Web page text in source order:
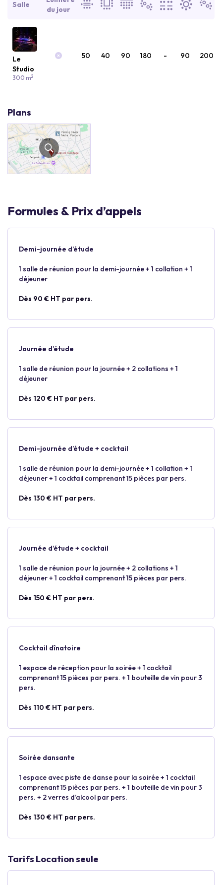
Salle
du jour
Le
Studio
300 m2
50 40 90 180 - 90 200
Plans
Formules & Prix d’appels
Demi-journée d’étude
1 salle de réunion pour la demi-journée + 1 collation + 1
déjeuner
Dès 90 € HT par pers.
Journée d’étude
1 salle de réunion pour la journée + 2 collations + 1
déjeuner
Dès 120 € HT par pers.
Demi-journée d’étude + cocktail
1 salle de réunion pour la demi-journée + 1 collation + 1
déjeuner + 1 cocktail comprenant 15 pièces par pers.
Dès 130 € HT par pers.
Journée d’étude + cocktail
1 salle de réunion pour la journée + 2 collations + 1
déjeuner + 1 cocktail comprenant 15 pièces par pers.
Dès 150 € HT par pers.
Cocktail dînatoire
1 espace de réception pour la soirée + 1 cocktail
comprenant 15 pièces par pers. + 1 bouteille de vin pour 3
pers.
Dès 110 € HT par pers.
Soirée dansante
1 espace avec piste de danse pour la soirée + 1 cocktail
comprenant 15 pièces par pers. + 1 bouteille de vin pour 3
pers. + 2 verres d’alcool par pers.
Dès 130 € HT par pers.
Tarifs Location seule